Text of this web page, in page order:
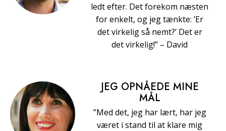
ledt efter. Det forekom næsten
for enkelt, og jeg tænkte: ’Er
det virkelig så nemt?’ Det er
det virkelig!” – David
JEG OPNÅEDE MINE
MÅL
”Med det, jeg har lært, har jeg
været i stand til at klare mig